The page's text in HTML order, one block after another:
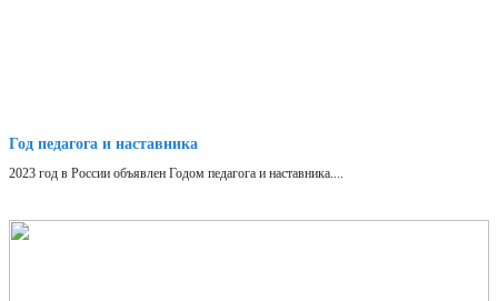
Год педагога и наставника
2023 год в России объявлен Годом педагога и наставника....